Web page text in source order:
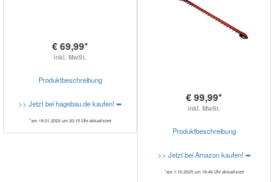
€ 69,99*
inkl. MwSt.
Produktbeschreibung
>> Jetzt bei hagebau.de kaufen! ➥
*am 19.01.2022 um 20:15 Uhr aktualisiert
€ 99,99*
inkl. MwSt.
Produktbeschreibung
>> Jetzt bei Amazon kaufen! ➥
*am 1.10.2025 um 18:46 Uhr aktualisiert